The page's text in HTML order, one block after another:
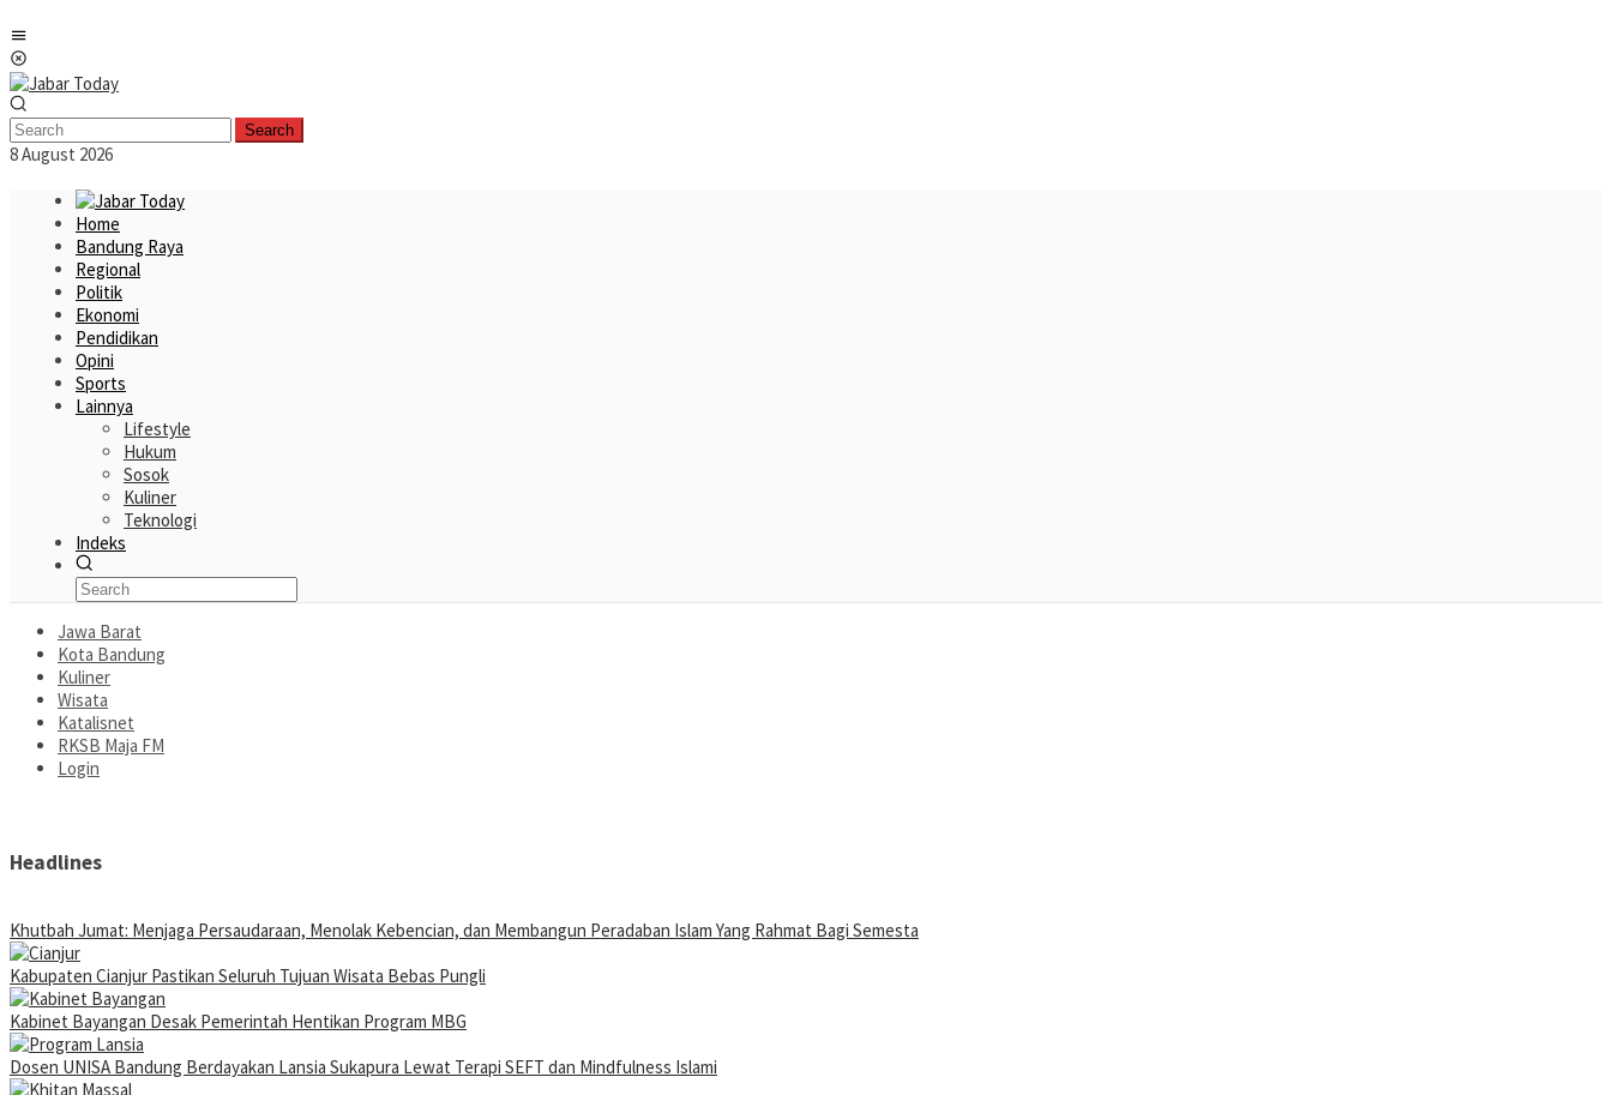
to
content
Search
8 August 2026
Home
Bandung Raya
Regional
Politik
Ekonomi
Pendidikan
Opini
Sports
Lainnya
Lifestyle
Hukum
Sosok
Kuliner
Teknologi
Indeks
Jawa Barat
Kota Bandung
Kuliner
Wisata
Katalisnet
RKSB Maja FM
Login
Headlines
Khutbah Jumat: Menjaga Persaudaraan, Menolak Kebencian, dan Membangun Peradaban Islam Yang Rahmat Bagi Semesta
Kabupaten Cianjur Pastikan Seluruh Tujuan Wisata Bebas Pungli
Kabinet Bayangan Desak Pemerintah Hentikan Program MBG
Dosen UNISA Bandung Berdayakan Lansia Sukapura Lewat Terapi SEFT dan Mindfulness Islami